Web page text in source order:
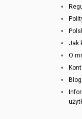
Jak
O
Blog